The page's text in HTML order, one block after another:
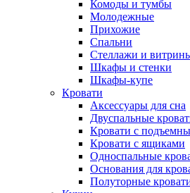
Комоды и тумбы
Молодежные
Прихожие
Спальни
Стеллажи и
Шкафы и стенки
Шкафы-купе
Кровати
Аксессуары для сна
Двуспальные
Кровати с
Кровати с ящиками
Односпальные
Основания для
Полуторные